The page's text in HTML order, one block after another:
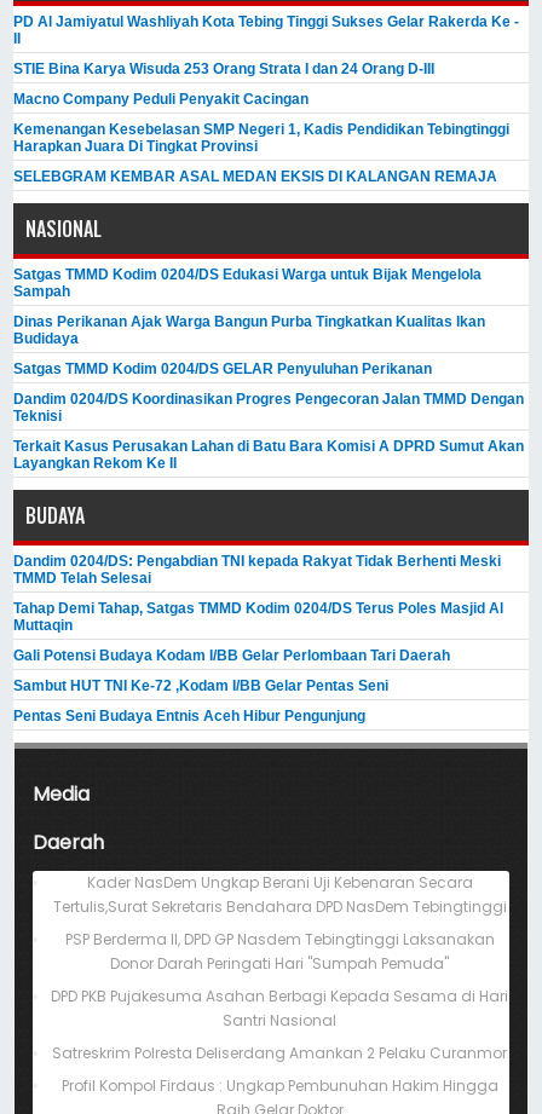
PD Al Jamiyatul Washliyah Kota Tebing Tinggi Sukses Gelar Rakerda Ke -
STIE Bina Karya Wisuda 253 Orang Strata I dan 24 Orang D-III
Macno Company Peduli Penyakit Cacingan
Kemenangan Kesebelasan SMP Negeri 1, Kadis Pendidikan Tebingtinggi
Harapkan Juara Di Tingkat Provinsi
SELEBGRAM KEMBAR ASAL MEDAN EKSIS DI KALANGAN REMAJA
NASIONAL
Satgas TMMD Kodim 0204/DS Edukasi Warga untuk Bijak Mengelola
Sampah
Dinas Perikanan Ajak Warga Bangun Purba Tingkatkan Kualitas Ikan
Budidaya
Satgas TMMD Kodim 0204/DS GELAR Penyuluhan Perikanan
Dandim 0204/DS Koordinasikan Progres Pengecoran Jalan TMMD Dengan
Teknisi
Terkait Kasus Perusakan Lahan di Batu Bara Komisi A DPRD Sumut Akan
Layangkan Rekom Ke II
BUDAYA
Dandim 0204/DS: Pengabdian TNI kepada Rakyat Tidak Berhenti Meski ​
TMMD Telah Selesai
Tahap Demi Tahap, Satgas TMMD Kodim 0204/DS Terus Poles Masjid Al
Muttaqin
Gali Potensi Budaya Kodam I/BB Gelar Perlombaan Tari Daerah
Sambut HUT TNI Ke-72 ,Kodam I/BB Gelar Pentas Seni
Pentas Seni Budaya Entnis Aceh Hibur Pengunjung
Media
Daerah
Kader NasDem Ungkap Berani Uji Kebenaran Secara
Tertulis,Surat Sekretaris Bendahara DPD NasDem Tebingtinggi
PSP Berderma II, DPD GP Nasdem Tebingtinggi Laksanakan
Donor Darah Peringati Hari "Sumpah Pemuda"
DPD PKB Pujakesuma Asahan Berbagi Kepada Sesama di Hari
Santri Nasional
Satreskrim Polresta Deliserdang Amankan 2 Pelaku Curanmor
Profil Kompol Firdaus : Ungkap Pembunuhan Hakim Hingga